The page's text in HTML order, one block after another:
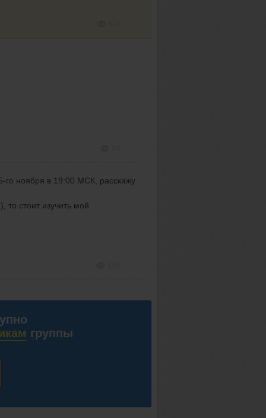
го ноября в 19:00 МСК, расскажу
то стоит изучить мой
группы